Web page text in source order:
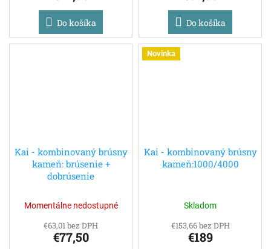
Do košíka Do košíka
Kai - kombinovaný brúsny
kameň: brúsenie +
dobrúsenie
Momentálne nedostupné
€63,01 bez DPH
€77,50
Novinka
Kai - kombinovaný brúsny
kameň:1000/4000
Skladom
€153,66 bez DPH
€189